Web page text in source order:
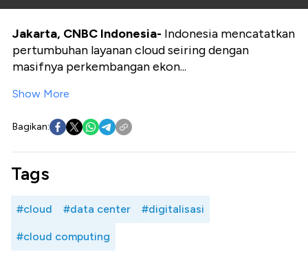
Center
Jakarta, CNBC Indonesia- Indonesia mencatatkan
pertumbuhan layanan cloud seiring dengan
masifnya perkembangan ekon...
Show More
Bagikan:
Tags
#cloud #data center #digitalisasi
#cloud computing